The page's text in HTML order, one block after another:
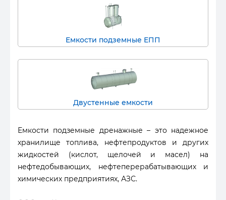
Емкости подземные ЕПП
Двустенные емкости
Емкости подземные дренажные – это надежное
хранилище топлива, нефтепродуктов и других
жидкостей (кислот, щелочей и масел) на
нефтедобывающих, нефтеперерабатывающих и
химических предприятиях, АЗС.